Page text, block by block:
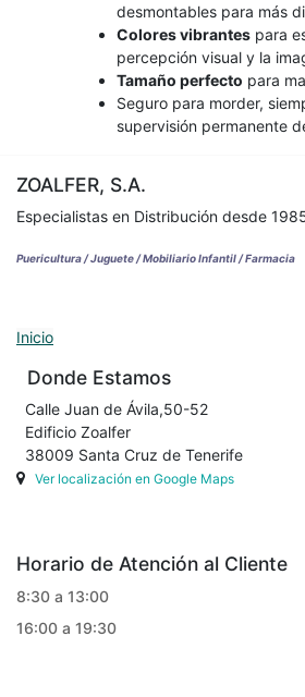
desmontables para más
Colores vibrantes para
percepción visual y la
Tamaño perfecto para
Seguro para morder,
supervisión permanente
ZOALFER, S.A.
Especialistas en Distribución desde
Puericultura / Juguete / Mobiliario Infantil / Farmacia
Inicio
Donde Estamos
Calle Juan de Ávila,50-52
Edificio Zoalfer
38009 Santa Cruz de Tenerife
Ver localización en Google Maps
Horario de Atención al Cliente
8:30 a 13:00
16:00 a 19:30